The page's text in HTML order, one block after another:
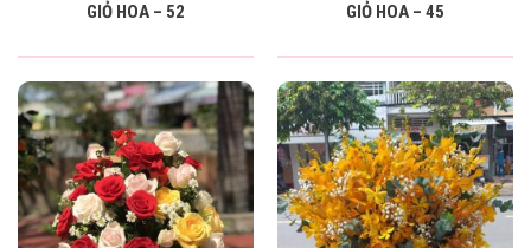
GIỎ HOA – 52 GIỎ HOA – 45